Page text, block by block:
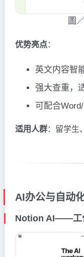
圖／
优势亮点：
英文内容智
强大查重，
可配合
适用人群：留学生
AI办公与自动
Notion AI——工